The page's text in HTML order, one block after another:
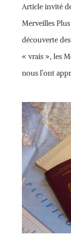
Article invité
Merveilles
découverte
« vrais », les
nous l’ont